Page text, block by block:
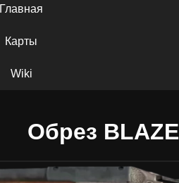
Главная
Карты
Wiki
Обрез BLAZE